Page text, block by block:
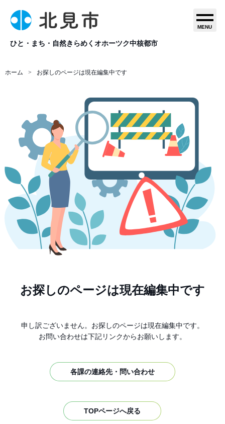
ひと・まち・自然きらめくオホーツク中核都市
MENU
ホーム お探しのページは現在編集中です
お探しのページは現在編集中です
申し訳ございません。お探しのページは現在編集中です。
お問い合わせは下記リンクからお願いします。
各課の連絡先・問い合わせ
TOPページへ戻る